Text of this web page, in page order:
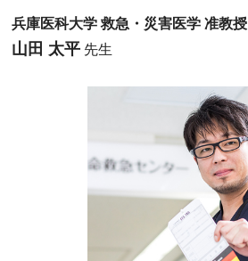
兵庫医科大学 救急・災害医学 准教授
山田 太平 先生